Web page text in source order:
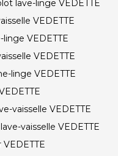
lave-linge VEDETTE
VEDETTE
VEDETTE
VEDETTE
linge VEDETTE
vaisselle VEDETTE
vaisselle VEDETTE